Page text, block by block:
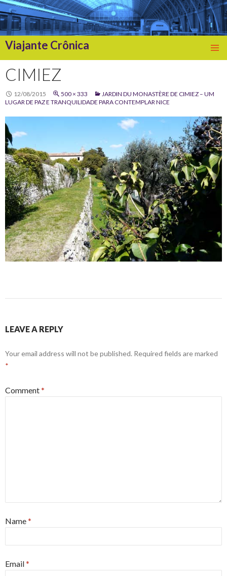
Viajante Crônica
TO
CONTENT
CIMIEZ
12/08/2015 500 × 333
JARDIN DU MONASTÈRE DE CIMIEZ – UM
LUGAR DE PAZ E TRANQUILIDADE PARA CONTEMPLAR NICE
LEAVE A REPLY
Your email address will not be published. Required fields are marked
*
Comment*
Name*
Email*